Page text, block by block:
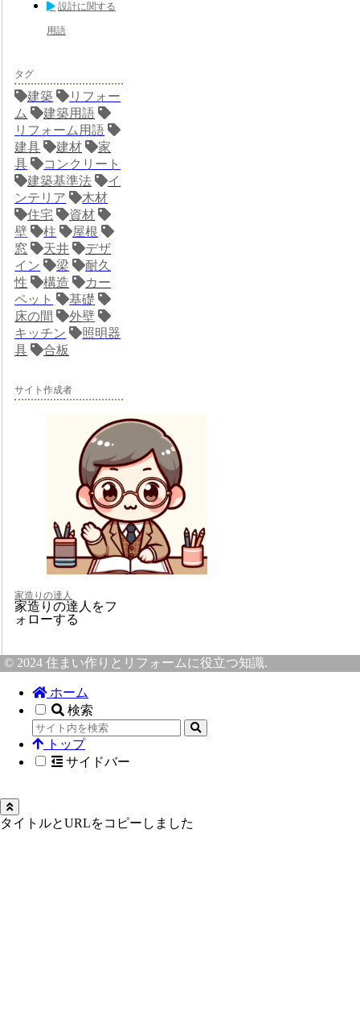
設計に関する
用語
タグ
建築
リフォー
ム
建築用語
リフォーム用語
建具
建材
家
具
コンクリート
建築基準法
イ
ンテリア
木材
住宅
資材
壁
柱
屋根
窓
天井
デザ
イン
梁
耐久
性
構造
カー
ペット
基礎
床の間
外壁
キッチン
照明器
具
合板
サイト作成者
家造りの達人
家造りの達人をフ
ォローする
© 2024 住まい作りとリフォームに役立つ知識.
ホーム
検索
トップ
サイドバー
タイトルとURLをコピーしました